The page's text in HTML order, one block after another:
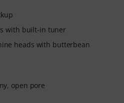
with built-in tuner
heads with butterbean
open pore